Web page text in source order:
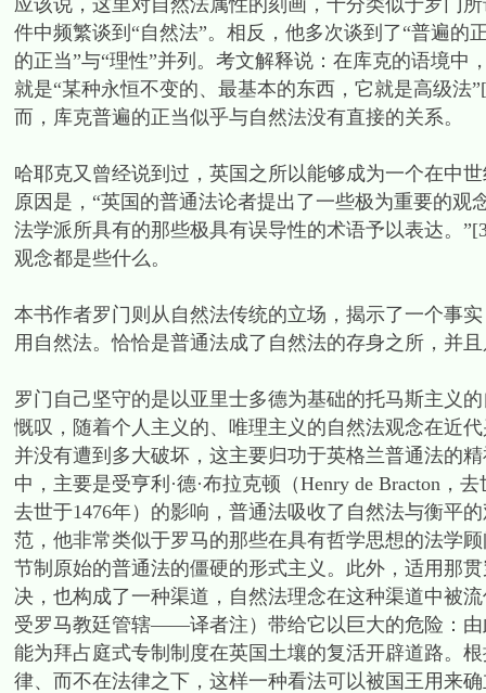
应该说，这里对自然法属性的刻画，十分类似于罗门
件中频繁谈到“自然法”。相反，他多次谈到了“普遍的
的正当”与“理性”并列。考文解释说：在库克的语境
就是“某种永恒不变的、最基本的东西，它就是高级
而，库克普遍的正当似乎与自然法没有直接的关系。
哈耶克又曾经说到过，英国之所以能够成为一个在中
原因是，“英国的普通法论者提出了一些极为重要的
法学派所具有的那些极具有误导性的术语予以表达。
观念都是些什么。
本书作者罗门则从自然法传统的立场，揭示了一个事
用自然法。恰恰是普通法成了自然法的存身之所，并
罗门自己坚守的是以亚里士多德为基础的托马斯主义
慨叹，随着个人主义的、唯理主义的自然法观念在近
并没有遭到多大破坏，这主要归功于英格兰普通法的
中，主要是受亨利·德·布拉克顿（Henry de Bracton，
去世于1476年）的影响，普通法吸收了自然法与衡平
范，他非常类似于罗马的那些在具有哲学思想的法学
节制原始的普通法的僵硬的形式主义。此外，适用那
决，也构成了一种渠道，自然法理念在这种渠道中被
受罗马教廷管辖——译者注）带给它以巨大的危险：由
能为拜占庭式专制制度在英国土壤的复活开辟道路。
律、而不在法律之下，这样一种看法可以被国王用来